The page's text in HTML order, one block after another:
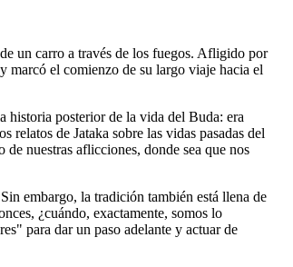
un carro a través de los fuegos. Afligido por
marcó el comienzo de su largo viaje hacia el
historia posterior de la vida del Buda: era
relatos de Jataka sobre las vidas pasadas del
nuestras aflicciones, donde sea que nos
embargo, la tradición también está llena de
¿cuándo, exactamente, somos lo
para dar un paso adelante y actuar de